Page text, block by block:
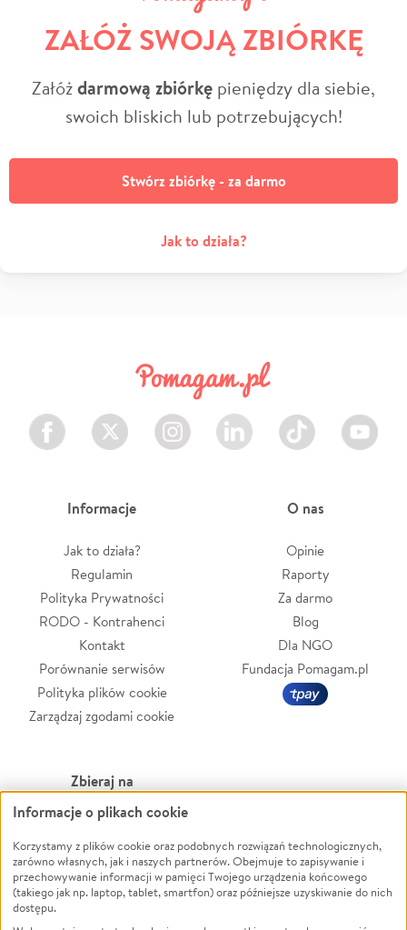
ZAŁÓŻ SWOJĄ ZBIÓRKĘ
Załóżdarmową zbiórkę pieniędzy dla siebie,
swoich bliskich lub potrzebujących!
Stwórz zbiórkę - za darmo
Jak to działa?
Facebook Twitter Instagram LinkedIn TikTok Youtube
Informacje
Jak to działa?
Regulamin
Polityka Prywatności
RODO - Kontrahenci
Kontakt
Porównanie serwisów
Polityka plików cookie
Zarządzaj zgodami cookie
O nas
Opinie
Raporty
Za darmo
Blog
Dla NGO
Fundacja Pomagam.pl
Zbieraj na
Leczenie
Zwierzęta
Pożar
Ukraina
Powódź
Wichura
NGO
Informacje o plikach cookie
Korzystamy z plików cookie oraz podobnych rozwiązań technologicznych,
zarówno własnych, jak i naszych partnerów. Obejmuje to zapisywanie i
przechowywanie informacji w pamięci Twojego urządzenia końcowego
(takiego jak np. laptop, tablet, smartfon) oraz późniejsze uzyskiwanie do nich
dostępu.